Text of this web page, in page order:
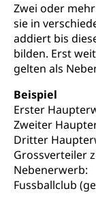
Zwei oder
sie in
addiert bis
bilden. Erst
gelten als
Beispiel
Erster
Zweiter
Dritter
Grossverteiler
Nebenerwerb:
Fussballclub
Altersrente,
Säule,
AHV-
Behinderung
geistige